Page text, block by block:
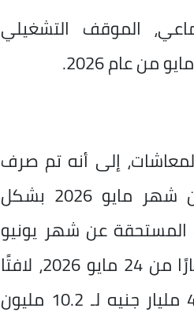
الموقف التشغيلي
إلى أنه تم صرف
المعاشات المستحقة لأصحاب المعاشات والمستفيدين عن شهر مايو 2026 بشكل
المستحقة عن شهر يونيو
بمناسبة عيد الأضحي المبارك؛ حيث بدأ الصرف الفعلي اعتبارًا من 24 مايو 2026، لافتًا
إلى أن إجمالي قيمة المعاشات الشهرية المنصرفة بلغ 42 مليار جنيه لـ 10.2 مليون